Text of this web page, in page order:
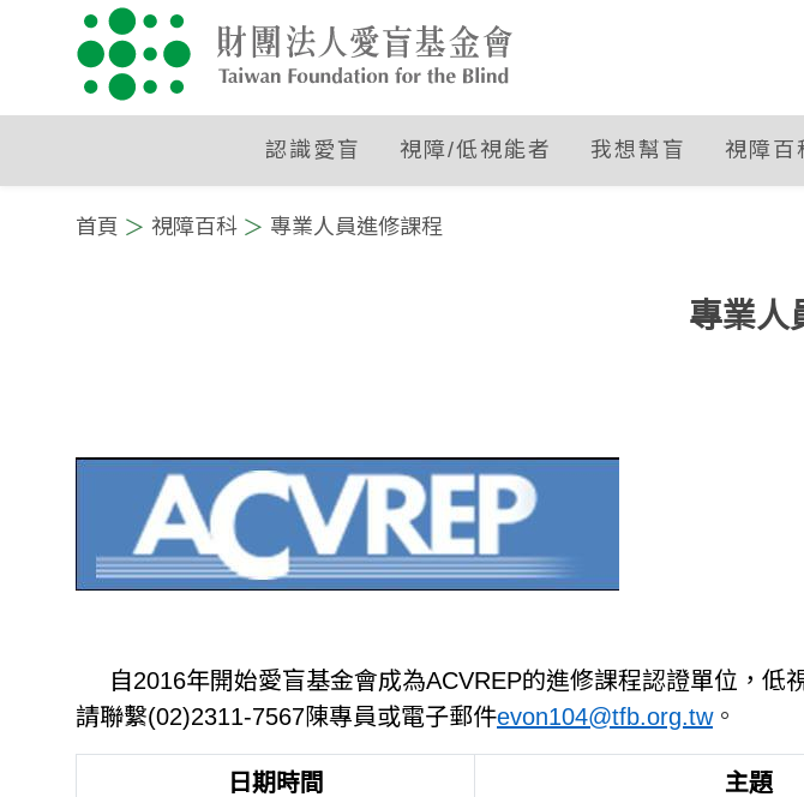
認識愛盲 視障/低視能者 我想幫盲 視障百
首頁 視障百科 專業人員進修課程
專業人
自2016年開始愛盲基金會成為ACVREP的進修課程認證單位，
請聯繫(02)2311-7567陳專員或電子郵件evon104@tfb.org.tw。
日期時間 主題